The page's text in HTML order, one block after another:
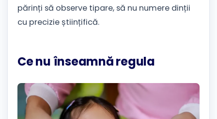
părinți să observe tipare, să nu numere dinții
cu precizie științifică.
Ce nu înseamnă regula